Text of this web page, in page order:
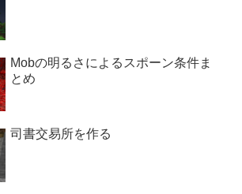
Mobの明るさによるスポーン条件ま
とめ
司書交易所を作る